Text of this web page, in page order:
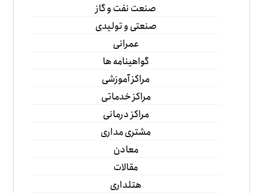
صنعت نفت و گاز
صنعتی و تولیدی
عمرانی
گواهینامه ها
مراکز آموزشی
مراکز خدماتی
مراکز درمانی
مشتری مداری
معادن
مقالات
هتلداری